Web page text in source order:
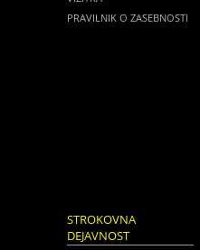
PRAVILNIK O ZASEBNOSTI
STROKOVNA
DEJAVNOST